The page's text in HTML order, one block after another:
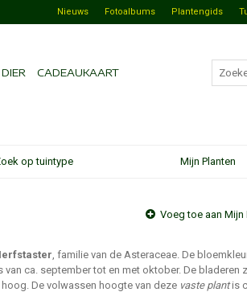
Nieuws Fotoalbums Plantengids
DIER CADEAUKAART
op tuintype Mijn Planten
Voeg toe aan Mijn
, familie van de Asteraceae. De
ca. september tot en met oktober. De bladeren
De volwassen hoogte van deze vaste plantis